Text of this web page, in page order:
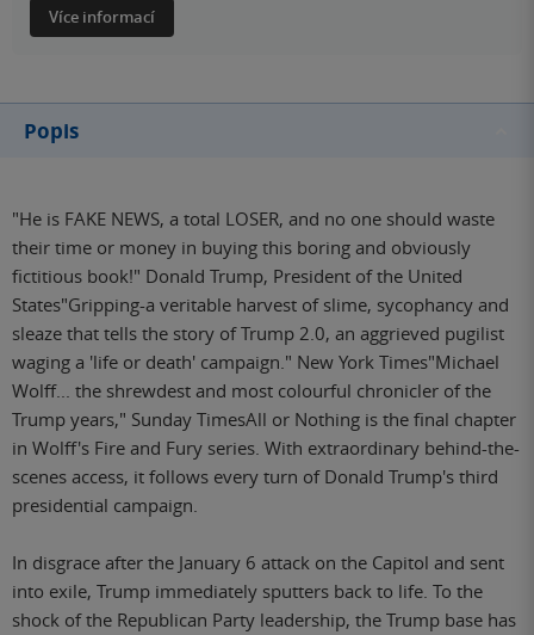
Více informací
Popis
"He is FAKE NEWS, a total LOSER, and no one should waste
their time or money in buying this boring and obviously
fictitious book!" Donald Trump, President of the United
States"Gripping-a veritable harvest of slime, sycophancy and
sleaze that tells the story of Trump 2.0, an aggrieved pugilist
waging a 'life or death' campaign." New York Times"Michael
Wolff... the shrewdest and most colourful chronicler of the
Trump years," Sunday TimesAll or Nothing is the final chapter
in Wolff's Fire and Fury series. With extraordinary behind-the-
scenes access, it follows every turn of Donald Trump's third
presidential campaign.
In disgrace after the January 6 attack on the Capitol and sent
into exile, Trump immediately sputters back to life. To the
shock of the Republican Party leadership, the Trump base has